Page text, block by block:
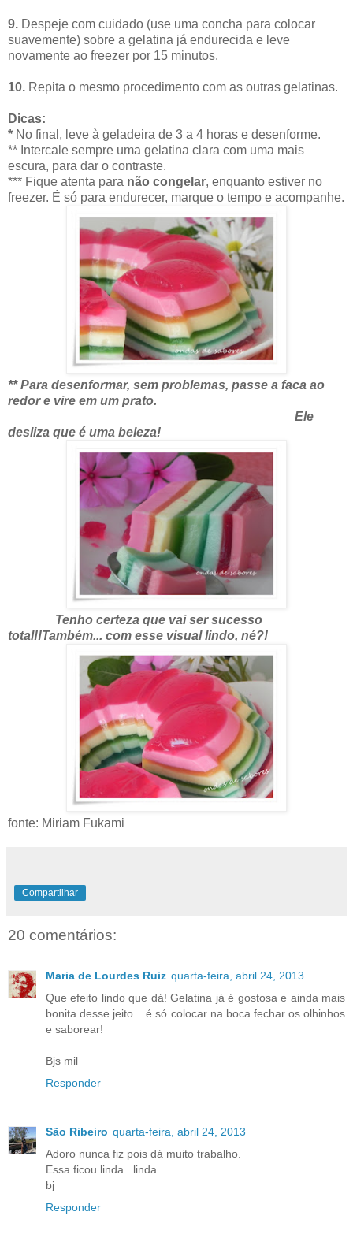
9. Despeje com cuidado (use uma concha para colocar
suavemente) sobre a gelatina já endurecida e leve
novamente ao freezer por 15 minutos.
10. Repita o mesmo procedimento com as outras gelatinas.
Dicas:
* No final, leve à geladeira de 3 a 4 horas e desenforme.
** Intercale sempre uma gelatina clara com uma mais
escura, para dar o contraste.
*** Fique atenta para não congelar, enquanto estiver no
freezer. É só para endurecer, marque o tempo e acompanhe.
** Para desenformar, sem problemas, passe a faca ao
redor e vire em um prato.
Ele
desliza que é uma beleza!
Tenho certeza que vai ser sucesso
total!!Também... com esse visual lindo, né?!
fonte: Miriam Fukami
Compartilhar
20 comentários:
Maria de Lourdes Ruiz quarta-feira, abril 24, 2013
Que efeito lindo que dá! Gelatina já é gostosa e ainda mais
bonita desse jeito... é só colocar na boca fechar os olhinhos
e saborear!
Bjs mil
Responder
São Ribeiro quarta-feira, abril 24, 2013
Adoro nunca fiz pois dá muito trabalho.
Essa ficou linda...linda.
bj
Responder